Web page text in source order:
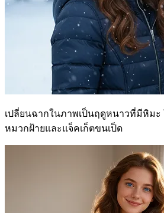
เปลี่ยนฉากในภาพเป็นฤดูหนาวที่มีหิม
หมวกฝ้ายและแจ็คเก็ตขนเป็ด